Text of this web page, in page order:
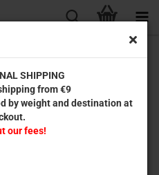
SHIPPING
from €9
by weight and destination at
our fees!